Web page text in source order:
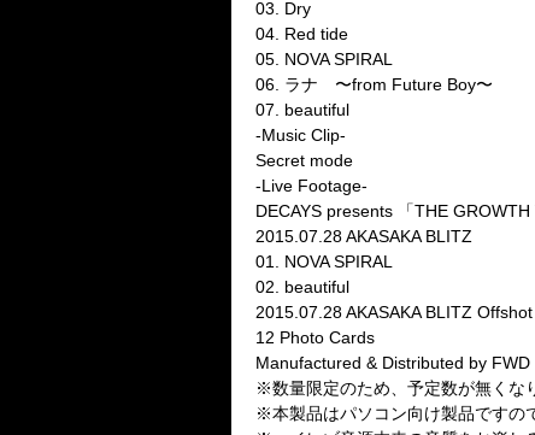
03. Dry
04. Red tide
05. NOVA SPIRAL
06. ラナ 〜from Future Boy〜
07. beautiful
-Music Clip-
Secret mode
-Live Footage-
DECAYS presents 「THE GROWTH
2015.07.28 AKASAKA BLITZ
01. NOVA SPIRAL
02. beautiful
2015.07.28 AKASAKA BLITZ
12 Photo Cards
Manufactured & Distributed by FWD
※数量限定のため、予定数が無くな
※本製品はパソコン向け製品ですの